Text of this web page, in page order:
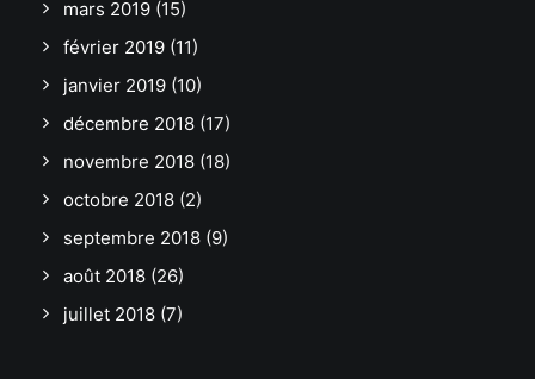
mars 2019 (15)
février 2019 (11)
janvier 2019 (10)
décembre 2018 (17)
novembre 2018 (18)
octobre 2018 (2)
septembre 2018 (9)
août 2018 (26)
juillet 2018 (7)